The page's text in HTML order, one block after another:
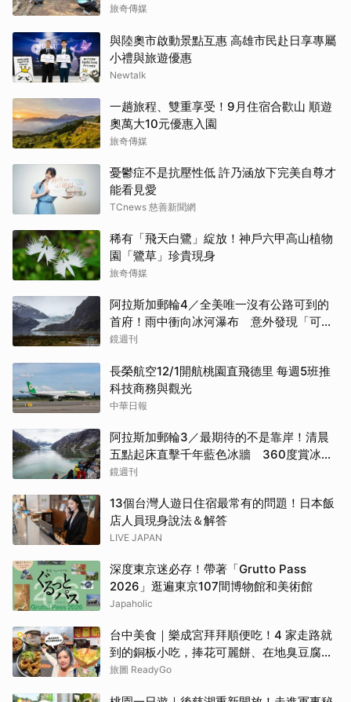
旅奇傳媒
與陸奧市啟動景點互惠 高雄市民赴日享專屬
小禮與旅遊優惠
Newtalk
一趟旅程、雙重享受！9月住宿合歡山 順遊
奧萬大10元優惠入園
旅奇傳媒
憂鬱症不是抗壓性低 許乃涵放下完美自尊才
能看見愛
TCnews 慈善新聞網
稀有「飛天白鷺」綻放！神戶六甲高山植物
園「鷺草」珍貴現身
旅奇傳媒
阿拉斯加郵輪4／全美唯一沒有公路可到的
首府！雨中衝向冰河瀑布 意外發現「可講
價」的質感紀念品
鏡週刊
長榮航空12/1開航桃園直飛德里 每週5班推
科技商務與觀光
中華日報
阿拉斯加郵輪3／最期待的不是靠岸！清晨
五點起床直擊千年藍色冰牆 360度賞冰川
太療癒
鏡週刊
13個台灣人遊日住宿最常有的問題！日本飯
店人員現身說法＆解答
LIVE JAPAN
深度東京迷必存！帶著「Grutto Pass
2026」逛遍東京107間博物館和美術館
Japaholic
台中美食｜樂成宮拜拜順便吃！4 家走路就
到的銅板小吃，捧花可麗餅、在地臭豆腐、
烤甜甜圈一次收
旅圖 ReadyGo